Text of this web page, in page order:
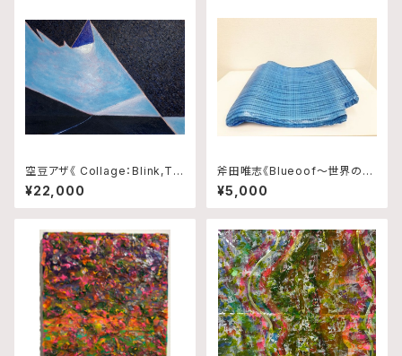
空豆アザ《 Collage：Blink,Tra
ce and Rhythm No.10 》
¥22,000
斧田唯志《Blueoof〜世界の真
ん中で輝いた日本政府から千葉
県民へ贈り物〜》
¥5,000